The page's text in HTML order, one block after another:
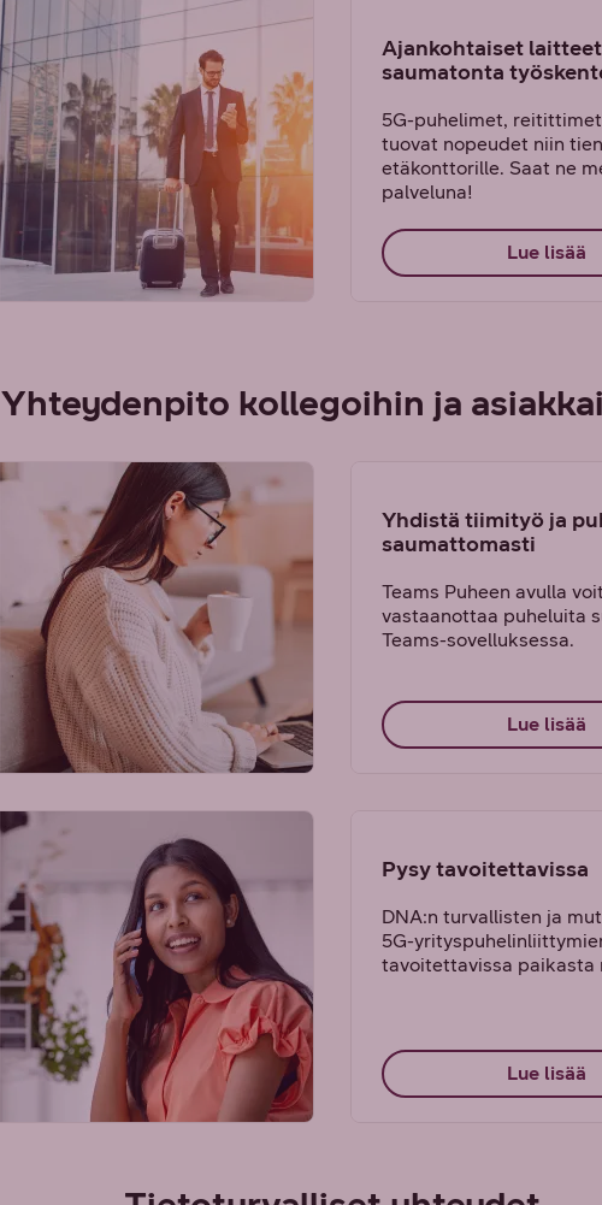
Ajankohtaiset
saumatonta
5G-puhelimet,
tuovat nopeudet niin
etäkonttorille. Saat ne
palveluna!
Lue lisää
Yhteydenpito kollegoihin ja
Yhdistä tiimityö ja
saumattomasti
Teams Puheen avulla
vastaanottaa puheluita
Teams-sovelluksessa.
Lue lisää
Pysy tavoitettavissa
DNA:n turvallisten ja
5G-
tavoitettavissa paikasta
Lue lisää